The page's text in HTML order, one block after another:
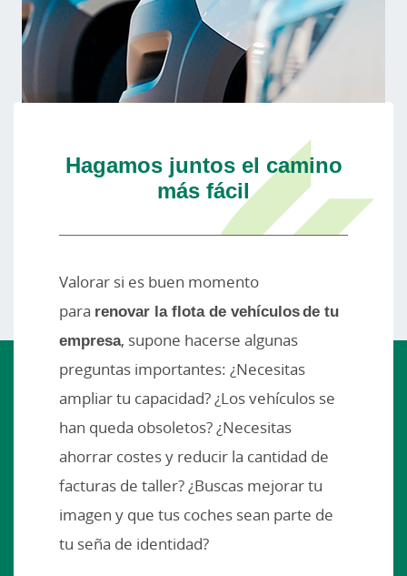
Hagamos juntos el camino
más fácil
Valorar si es buen momento
para renovar la flota de vehículos de tu
empresa, supone hacerse algunas
preguntas importantes: ¿Necesitas
ampliar tu capacidad? ¿Los vehículos se
han queda obsoletos? ¿Necesitas
ahorrar costes y reducir la cantidad de
facturas de taller? ¿Buscas mejorar tu
imagen y que tus coches sean parte de
tu seña de identidad?